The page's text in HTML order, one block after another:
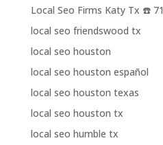
Local Seo Firms Katy Tx ☎️
local seo friendswood tx
local seo houston
local seo houston español
local seo houston texas
local seo houston tx
local seo humble tx